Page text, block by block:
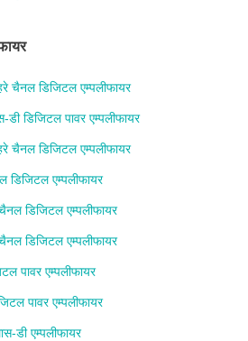
चैनल डिजिटल एम्पलीफायर
डिजिटल पावर एम्पलीफायर
चैनल डिजिटल एम्पलीफायर
एम्पलीफायर
डिजिटल एम्पलीफायर
डिजिटल एम्पलीफायर
पावर एम्पलीफायर
पावर एम्पलीफायर
डी एम्पलीफायर